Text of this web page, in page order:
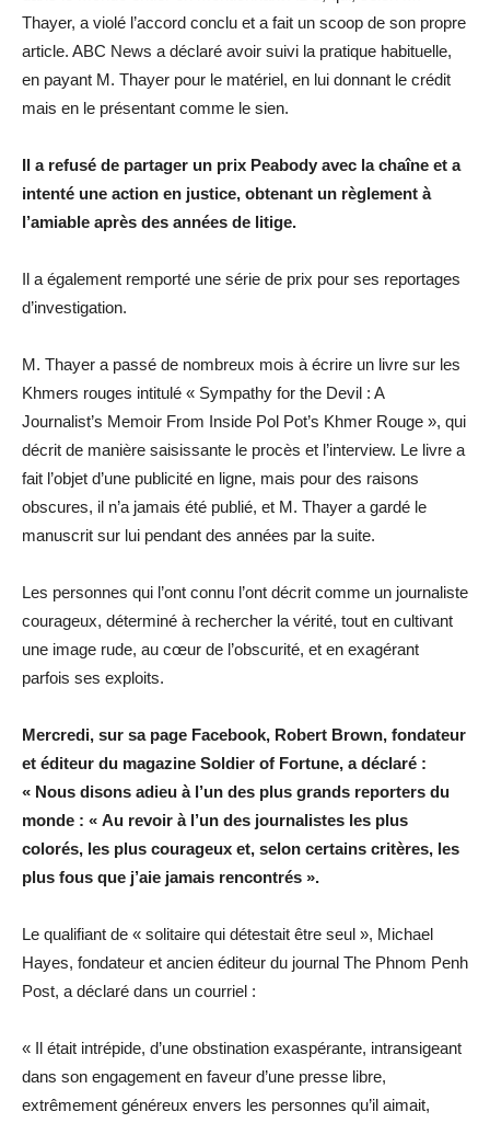
Thayer, a violé l’accord conclu et a fait un scoop de son propre
article. ABC News a déclaré avoir suivi la pratique habituelle,
en payant M. Thayer pour le matériel, en lui donnant le crédit
mais en le présentant comme le sien.
Il a refusé de partager un prix Peabody avec la chaîne et a
intenté une action en justice, obtenant un règlement à
l’amiable après des années de litige.
Il a également remporté une série de prix pour ses reportages
d’investigation.
M. Thayer a passé de nombreux mois à écrire un livre sur les
Khmers rouges intitulé « Sympathy for the Devil : A
Journalist’s Memoir From Inside Pol Pot’s Khmer Rouge », qui
décrit de manière saisissante le procès et l’interview. Le livre a
fait l’objet d’une publicité en ligne, mais pour des raisons
obscures, il n’a jamais été publié, et M. Thayer a gardé le
manuscrit sur lui pendant des années par la suite.
Les personnes qui l’ont connu l’ont décrit comme un journaliste
courageux, déterminé à rechercher la vérité, tout en cultivant
une image rude, au cœur de l’obscurité, et en exagérant
parfois ses exploits.
Mercredi, sur sa page Facebook, Robert Brown, fondateur
et éditeur du magazine Soldier of Fortune, a déclaré :
« Nous disons adieu à l’un des plus grands reporters du
monde : « Au revoir à l’un des journalistes les plus
colorés, les plus courageux et, selon certains critères, les
plus fous que j’aie jamais rencontrés ».
Le qualifiant de « solitaire qui détestait être seul », Michael
Hayes, fondateur et ancien éditeur du journal The Phnom Penh
Post, a déclaré dans un courriel :
« Il était intrépide, d’une obstination exaspérante, intransigeant
dans son engagement en faveur d’une presse libre,
extrêmement généreux envers les personnes qu’il aimait,